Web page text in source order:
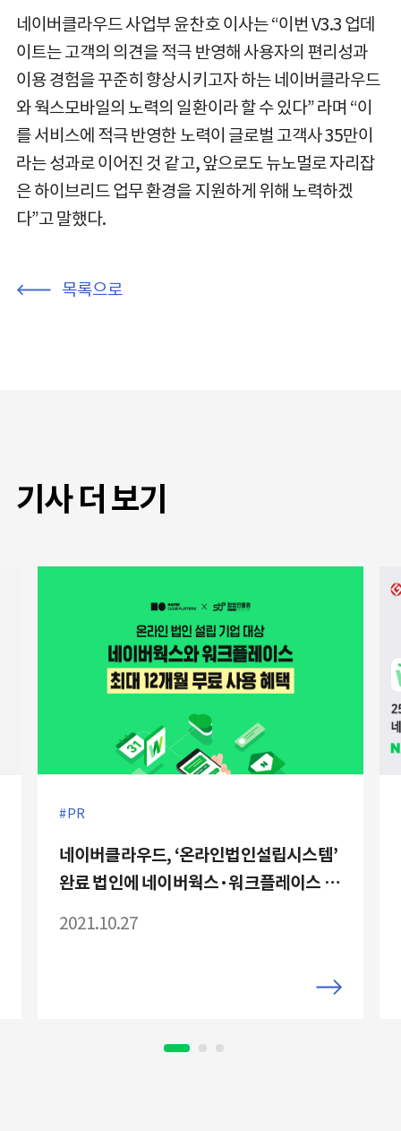
네이버클라우드 사업부 윤찬호 이사는 “이번 V3.3 업데
이트는 고객의 의견을 적극 반영해 사용자의 편리성과
이용 경험을 꾸준히 향상시키고자 하는 네이버클라우드
와 웍스모바일의 노력의 일환이라 할 수 있다” 라며 “이
를 서비스에 적극 반영한 노력이 글로벌 고객사 35만이
라는 성과로 이어진 것 같고, 앞으로도 뉴노멀로 자리잡
은 하이브리드 업무 환경을 지원하게 위해 노력하겠
다”고 말했다.
목록으로
기사 더 보기
PR
네이버클라우드, ‘온라인법인설립시스템’
완료 법인에 네이버웍스·워크플레이스 1
2021.10.27